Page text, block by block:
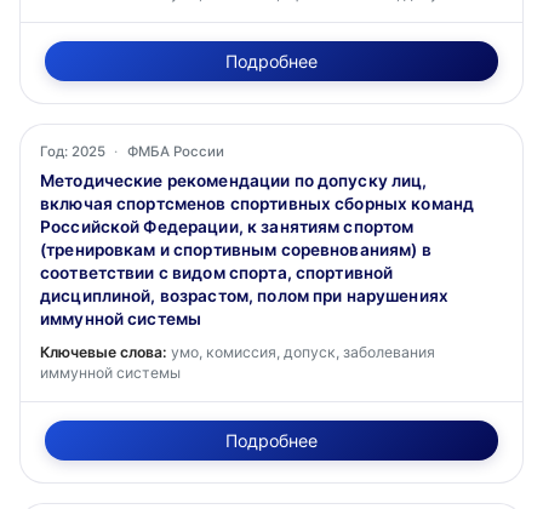
Подробнее
Год: 2025 · ФМБА России
Методические рекомендации по допуску лиц,
включая спортсменов спортивных сборных команд
Российской Федерации, к занятиям спортом
(тренировкам и спортивным соревнованиям) в
соответствии с видом спорта, спортивной
дисциплиной, возрастом, полом при нарушениях
иммунной системы
Ключевые слова: умо, комиссия, допуск, заболевания
иммунной системы
Подробнее